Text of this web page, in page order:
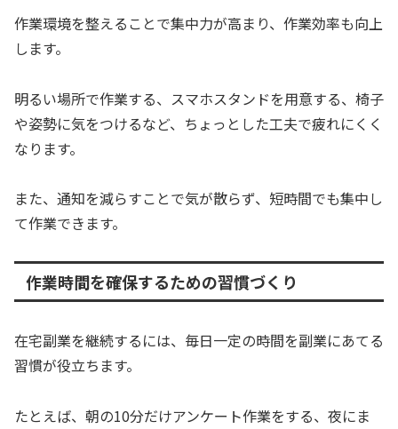
作業環境を整えることで集中力が高まり、作業効率も向上
します。
明るい場所で作業する、スマホスタンドを用意する、椅子
や姿勢に気をつけるなど、ちょっとした工夫で疲れにくく
なります。
また、通知を減らすことで気が散らず、短時間でも集中し
て作業できます。
作業時間を確保するための習慣づくり
在宅副業を継続するには、毎日一定の時間を副業にあてる
習慣が役立ちます。
たとえば、朝の10分だけアンケート作業をする、夜にま